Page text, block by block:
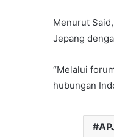
Menurut
Jepang
“Melalui
hubungan